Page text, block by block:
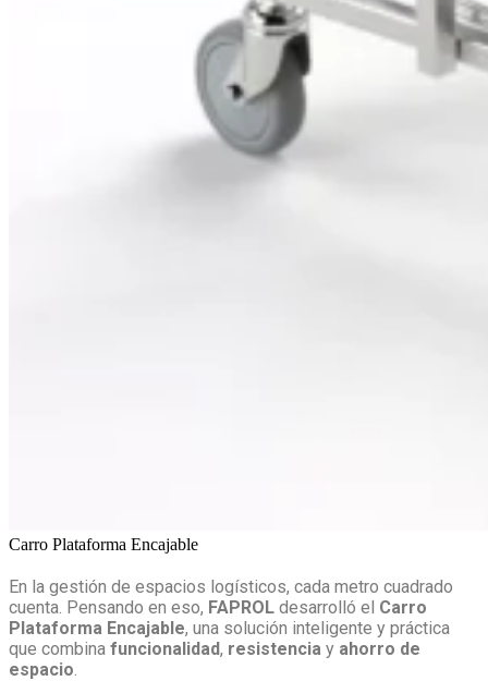
Carro Plataforma Encajable
En la gestión de espacios logísticos, cada metro cuadrado
cuenta. Pensando en eso, FAPROL desarrolló el Carro
Plataforma Encajable, una solución inteligente y práctica
que combina funcionalidad, resistencia y ahorro de
espacio.